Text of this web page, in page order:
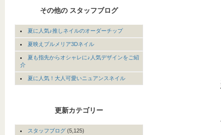
その他の スタッフブログ
夏に人気♪推しネイルのオーダーチップ
夏映えプルメリア3Dネイル
夏も指先からオシャレに♪人気デザインをご紹
介
夏に人気！大人可愛いニュアンスネイル
更新カテゴリー
スタッフブログ (5,125)